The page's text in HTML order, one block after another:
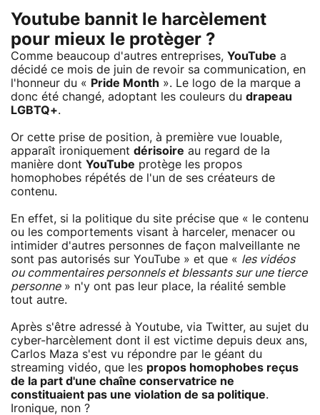
Youtube bannit le harcèlement
pour mieux le protèger ?
Comme beaucoup d'autres entreprises, YouTube a
décidé ce mois de juin de revoir sa communication, en
l'honneur du « Pride Month ». Le logo de la marque a
donc été changé, adoptant les couleurs du drapeau
LGBTQ+.
Or cette prise de position, à première vue louable,
apparaît ironiquement dérisoire au regard de la
manière dont YouTube protège les propos
homophobes répétés de l'un de ses créateurs de
contenu.
En effet, si la politique du site précise que « le contenu
ou les comportements visant à harceler, menacer ou
intimider d'autres personnes de façon malveillante ne
sont pas autorisés sur YouTube » et que « les vidéos
ou commentaires personnels et blessants sur une tierce
personne» n'y ont pas leur place, la réalité semble
tout autre.
Après s'être adressé à Youtube, via Twitter, au sujet du
cyber-harcèlement dont il est victime depuis deux ans,
Carlos Maza s'est vu répondre par le géant du
streaming vidéo, que les propos homophobes reçus
de la part d'une chaîne conservatrice ne
constituaient pas une violation de sa politique.
Ironique, non ?